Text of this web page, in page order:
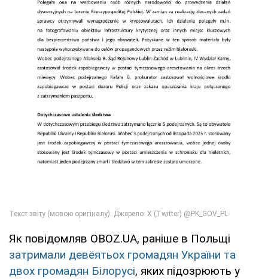
Як повідомляв OBOZ.UA, раніше в Польщі
затримали девёятьох громадян України та
двох громадян Білорусі, яких підозрюють у